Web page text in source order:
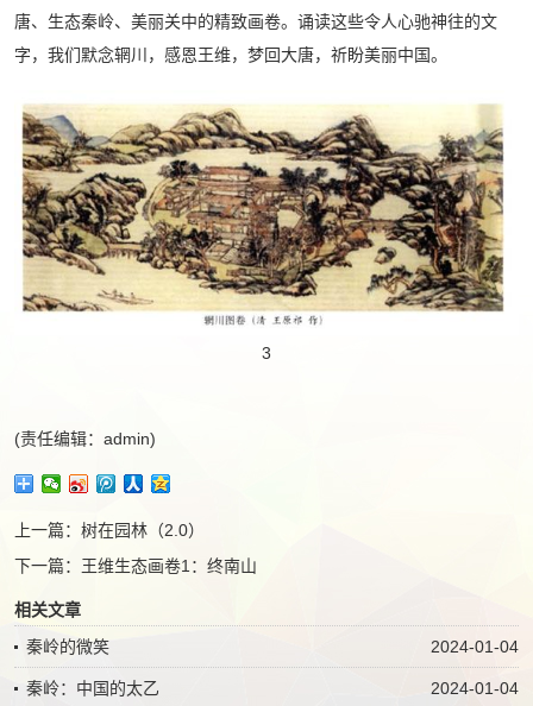
唐、生态秦岭、美丽关中的精致画卷。诵读这些令人心驰神往的文
字，我们默念辋川，感恩王维，梦回大唐，祈盼美丽中国。
3
(责任编辑：admin)
上一篇： 树在园林（2.0）
下一篇： 王维生态画卷1：终南山
相关文章
2024-01-04
秦岭的微笑
2024-01-04
秦岭：中国的太乙